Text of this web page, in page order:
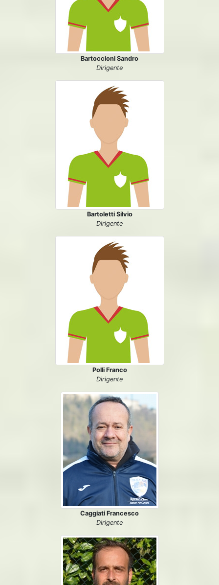
Bartoccioni Sandro
Dirigente
Bartoletti Silvio
Dirigente
Polli Franco
Dirigente
Caggiati Francesco
Dirigente